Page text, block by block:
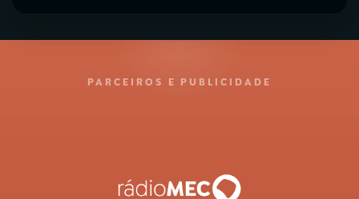
PARCEIROS E PUBLICIDADE